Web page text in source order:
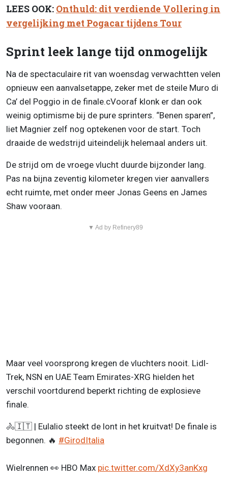
LEES OOK: Onthuld: dit verdiende Vollering in
vergelijking met Pogacar tijdens Tour
Sprint leek lange tijd onmogelijk
Na de spectaculaire rit van woensdag verwachtten velen
opnieuw een aanvalsetappe, zeker met de steile Muro di
Ca’ del Poggio in de finale.cVooraf klonk er dan ook
weinig optimisme bij de pure sprinters. “Benen sparen”,
liet Magnier zelf nog optekenen voor de start. Toch
draaide de wedstrijd uiteindelijk helemaal anders uit.
De strijd om de vroege vlucht duurde bijzonder lang.
Pas na bijna zeventig kilometer kregen vier aanvallers
echt ruimte, met onder meer Jonas Geens en James
Shaw vooraan.
▼ Ad by Refinery89
Maar veel voorsprong kregen de vluchters nooit. Lidl-
Trek, NSN en UAE Team Emirates-XRG hielden het
verschil voortdurend beperkt richting de explosieve
finale.
🚴🇮🇹 | Eulalio steekt de lont in het kruitvat! De finale is
begonnen. 🔥 #GirodItalia
Wielrennen 👀 HBO Max pic.twitter.com/XdXy3anKxg